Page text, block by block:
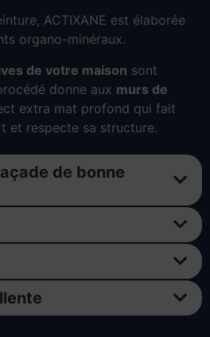
ACTIXANE est élaborée
organo-minéraux.
de votre maison sont
donne aux murs de
extra mat profond qui fait
et respecte sa structure.
de bonne